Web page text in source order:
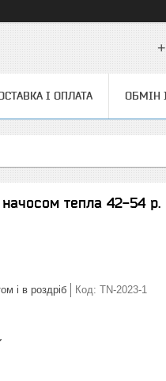
І ОПЛАТА ОБМІН
тепла 42-54 р.
і в роздріб Код: TN-2023-1